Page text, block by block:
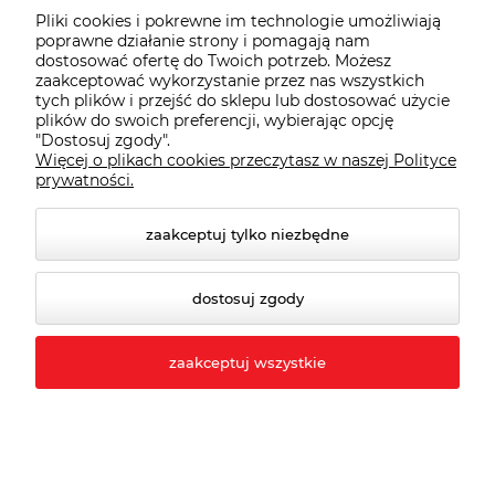
BEHAPOWNIA
Sklep z artykułami BHP
63 218 99 24
63 218 99 25
sklep@behapownia.pl
Informacje
Moje konto
Pliki cookies i pokrewne im technologie umożliwiają
poprawne działanie strony i pomagają nam
dostosować ofertę do Twoich potrzeb. Możesz
zaakceptować wykorzystanie przez nas wszystkich
tych plików i przejść do sklepu lub dostosować użycie
plików do swoich preferencji, wybierając opcję
"Dostosuj zgody".
Więcej o plikach cookies przeczytasz w naszej Polityce
prywatności.
zaakceptuj tylko niezbędne
dostosuj zgody
zaakceptuj wszystkie